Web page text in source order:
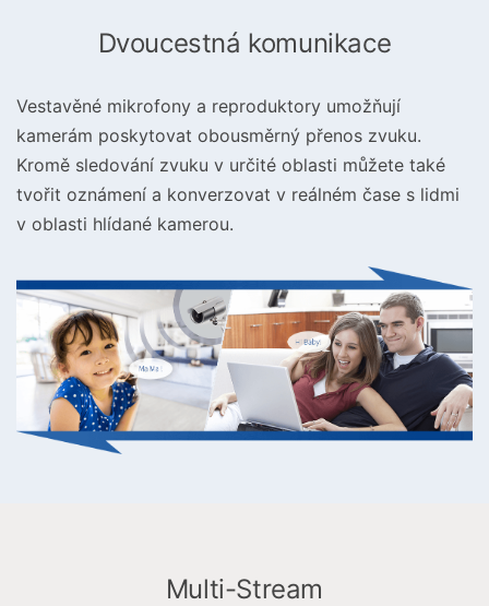
Dvoucestná komunikace
Vestavěné mikrofony a reproduktory umožňují
kamerám poskytovat obousměrný přenos zvuku.
Kromě sledování zvuku v určité oblasti můžete také
tvořit oznámení a konverzovat v reálném čase s lidmi
v oblasti hlídané kamerou.
Multi-Stream